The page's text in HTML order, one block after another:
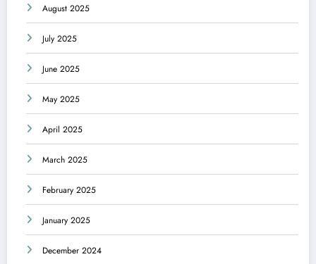
August 2025
July 2025
June 2025
May 2025
April 2025
March 2025
February 2025
January 2025
December 2024